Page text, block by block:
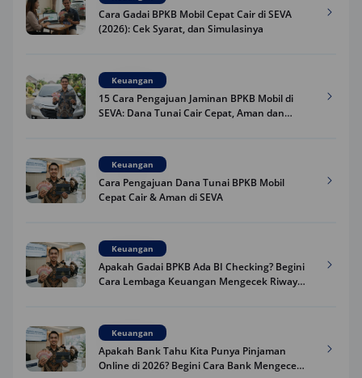
Cara Gadai BPKB Mobil Cepat Cair di SEVA
(2026): Cek Syarat, dan Simulasinya
Keuangan
15 Cara Pengajuan Jaminan BPKB Mobil di
SEVA: Dana Tunai Cair Cepat, Aman dan
Keuangan
Cara Pengajuan Dana Tunai BPKB Mobil
Cepat Cair & Aman di SEVA
Keuangan
Apakah Gadai BPKB Ada BI Checking? Begini
Cara Lembaga Keuangan Mengecek Riwayat
Keuangan
Apakah Bank Tahu Kita Punya Pinjaman
Online di 2026? Begini Cara Bank Mengecek